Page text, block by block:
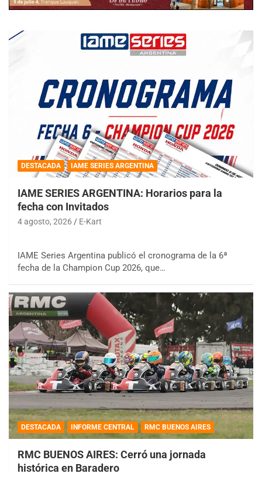
DESTACADA IAME SERIES ARGENTINA
IAME SERIES ARGENTINA: Horarios para la
fecha con Invitados
4 agosto, 2026 E-Kart
IAME Series Argentina publicó el cronograma de la 6ª
fecha de la Champion Cup 2026, que…
DESTACADA INFORME CENTRAL RMC BUENOS AIRES
RMC BUENOS AIRES: Cerró una jornada
histórica en Baradero